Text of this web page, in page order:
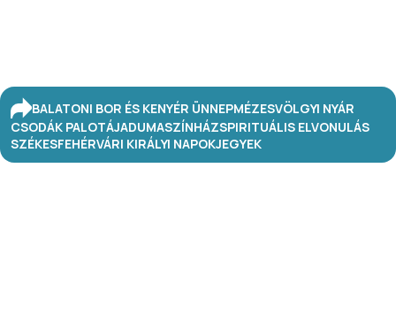
BALATONI BOR ÉS KENYÉR ÜNNEPMÉZESVÖLGYI NYÁR
CSODÁK PALOTÁJADUMASZÍNHÁZSPIRITUÁLIS ELVONULÁS
SZÉKESFEHÉRVÁRI KIRÁLYI NAPOKJEGYEK